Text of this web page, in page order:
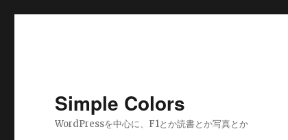
Simple Colors
WordPressを中心に、F1とか読書とか写真とか